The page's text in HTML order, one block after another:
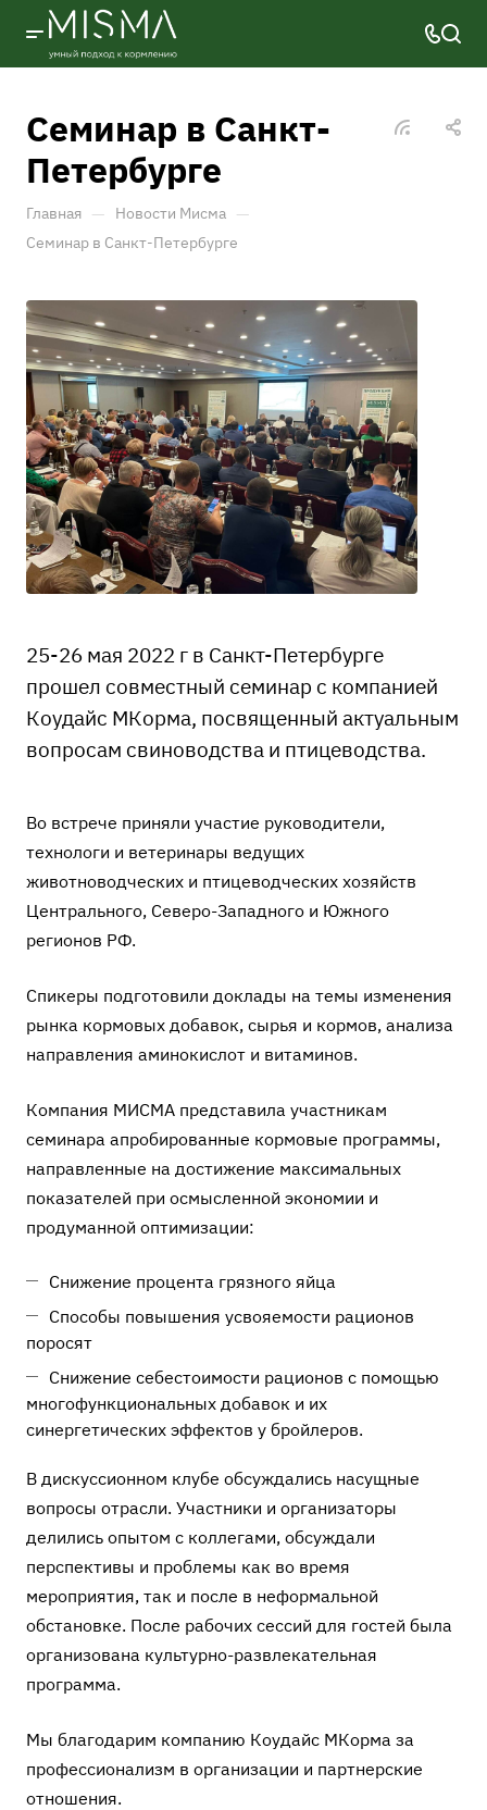
Семинар в Санкт-
Петербурге
Главная — Новости Мисма —
Семинар в Санкт-Петербурге
25-26 мая 2022 г в Санкт-Петербурге
прошел совместный семинар с компанией
Коудайс МКорма, посвященный актуальным
вопросам свиноводства и птицеводства.
Во встрече приняли участие руководители,
технологи и ветеринары ведущих
животноводческих и птицеводческих хозяйств
Центрального, Северо-Западного и Южного
регионов РФ.
Спикеры подготовили доклады на темы изменения
рынка кормовых добавок, сырья и кормов, анализа
направления аминокислот и витаминов.
Компания МИСМА представила участникам
семинара апробированные кормовые программы,
направленные на достижение максимальных
показателей при осмысленной экономии и
продуманной оптимизации:
Снижение процента грязного яйца
Способы повышения усвояемости рационов
поросят
Снижение себестоимости рационов с помощью
многофункциональных добавок и их
синергетических эффектов у бройлеров.
В дискуссионном клубе обсуждались насущные
вопросы отрасли. Участники и организаторы
делились опытом с коллегами, обсуждали
перспективы и проблемы как во время
мероприятия, так и после в неформальной
обстановке. После рабочих сессий для гостей была
организована культурно-развлекательная
программа.
Мы благодарим компанию Коудайс МКорма за
профессионализм в организации и партнерские
отношения.